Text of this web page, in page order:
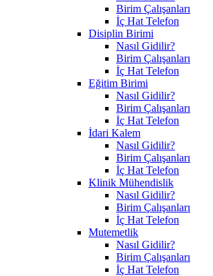
Birim Çalışanları
İç Hat Telefon
Disiplin Birimi
Nasıl Gidilir?
Birim Çalışanları
İç Hat Telefon
Eğitim Birimi
Nasıl Gidilir?
Birim Çalışanları
İç Hat Telefon
İdari Kalem
Nasıl Gidilir?
Birim Çalışanları
İç Hat Telefon
Klinik Mühendislik
Nasıl Gidilir?
Birim Çalışanları
İç Hat Telefon
Mutemetlik
Nasıl Gidilir?
Birim Çalışanları
İç Hat Telefon